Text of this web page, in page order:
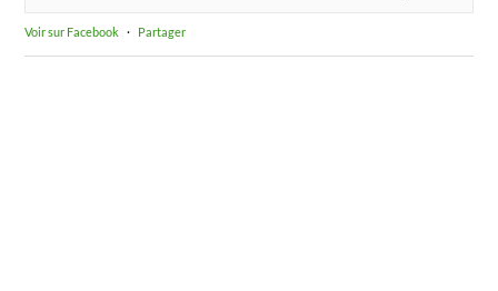
Voir sur Facebook · Partager